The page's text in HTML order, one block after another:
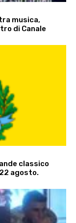
musica,
di Canale
classico
agosto.